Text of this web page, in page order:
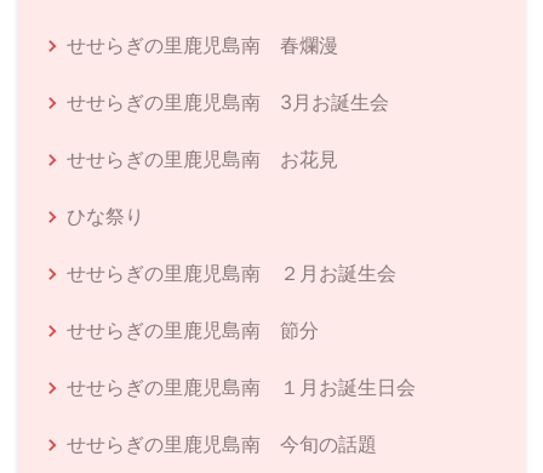
せせらぎの里鹿児島南 春爛漫
せせらぎの里鹿児島南 3月お誕生会
せせらぎの里鹿児島南 お花見
ひな祭り
せせらぎの里鹿児島南 ２月お誕生会
せせらぎの里鹿児島南 節分
せせらぎの里鹿児島南 １月お誕生日会
せせらぎの里鹿児島南 今旬の話題